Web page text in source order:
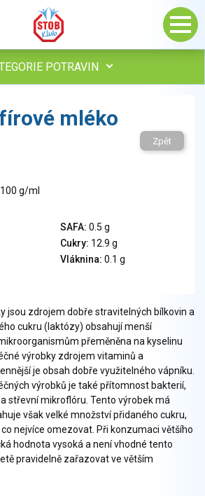
POTRAVIN
výrobky
výrobky
chleby, pufované výrobky
houby
sladidla
doplňky stravy
mléko
Zpět
g/ml
SAFA: 0.5 g
Cukry: 12.9 g
Vláknina: 0.1 g
jsou zdrojem dobře stravitelných bílkovin a
cukru (laktózy) obsahují menší
přeměněna na kyselinu
výrobky zdrojem vitaminů a
je obsah dobře využitelného vápníku.
výrobků je také přítomnost bakterií,
střevní mikroflóru. Tento výrobek má
však velké množství přidaného cukru,
nejvíce omezovat. Při konzumaci většího
hodnota vysoká a není vhodné tento
pravidelně zařazovat ve větším